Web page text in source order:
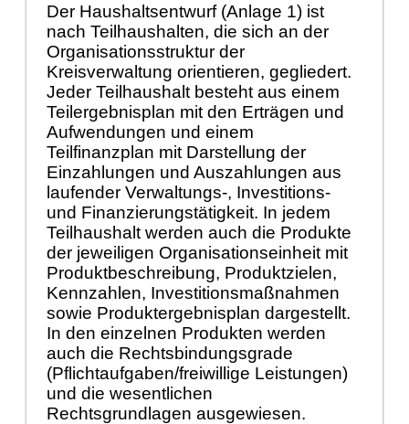
Der Haushaltsentwurf (Anlage 1) ist
nach Teilhaushalten, die sich an der
Organisationsstruktur der
Kreisverwaltung orientieren, gegliedert.
Jeder Teilhaushalt besteht aus einem
Teilergebnisplan mit den Erträgen und
Aufwendungen und einem
Teilfinanzplan mit Darstellung der
Einzahlungen und Auszahlungen aus
laufender Verwaltungs-, Investitions-
und Finanzierungstätigkeit. In jedem
Teilhaushalt werden auch die Produkte
der jeweiligen Organisationseinheit mit
Produktbeschreibung, Produktzielen,
Kennzahlen, Investitionsmaßnahmen
sowie Produktergebnisplan dargestellt.
In den einzelnen Produkten werden
auch die Rechtsbindungsgrade
(Pflichtaufgaben/freiwillige Leistungen)
und die wesentlichen
Rechtsgrundlagen ausgewiesen.